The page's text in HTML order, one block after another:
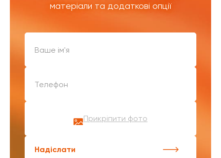
матеріали та додаткові опції
Прикріпити фото
Надіслати